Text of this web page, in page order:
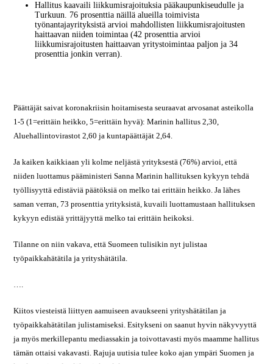
Hallitus kaavaili liikkumisrajoituksia pääkaupunkiseudulle ja
Turkuun. 76 prosenttia näillä alueilla toimivista
työnantajayrityksistä arvioi mahdollisten liikkumisrajoitusten
haittaavan niiden toimintaa (42 prosenttia arvioi
liikkumisrajoitusten haittaavan yritystoimintaa paljon ja 34
prosenttia jonkin verran).
Päättäjät saivat koronakriisin hoitamisesta seuraavat arvosanat asteikolla
1-5 (1=erittäin heikko, 5=erittäin hyvä): Marinin hallitus 2,30,
Aluehallintovirastot 2,60 ja kuntapäättäjät 2,64.
Ja kaiken kaikkiaan yli kolme neljästä yrityksestä (76%) arvioi, että
niiden luottamus pääministeri Sanna Marinin hallituksen kykyyn tehdä
työllisyyttä edistäviä päätöksiä on melko tai erittäin heikko. Ja lähes
saman verran, 73 prosenttia yrityksistä, kuvaili luottamustaan hallituksen
kykyyn edistää yrittäjyyttä melko tai erittäin heikoksi.
Tilanne on niin vakava, että Suomeen tulisikin nyt julistaa
työpaikkahätätila ja yrityshätätila.
….
Kiitos viesteistä liittyen aamuiseen avaukseeni yrityshätätilan ja
työpaikkahätätilan julistamiseksi. Esitykseni on saanut hyvin näkyvyyttä
ja myös merkillepantu mediassakin ja toivottavasti myös maamme hallitus
tämän ottaisi vakavasti. Rajuja uutisia tulee koko ajan ympäri Suomen ja